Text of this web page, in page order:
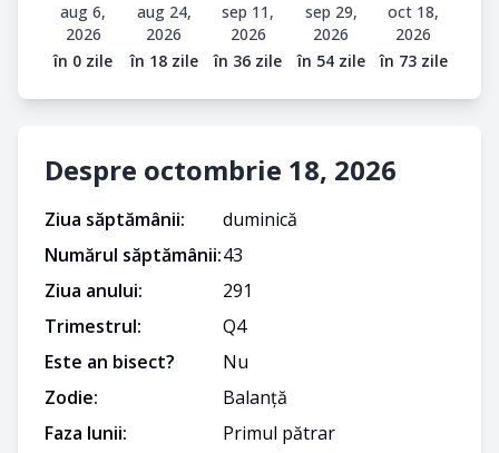
aug 6,
2026
în 0 zile
aug 24,
2026
în 18 zile
sep 11,
2026
în 36 zile
sep 29,
2026
în 54 zile
oct 18,
2026
în 73 zile
Despre octombrie 18, 2026
Ziua săptămânii:
duminică
Numărul săptămânii:43
Ziua anului:
291
Trimestrul:
Q4
Este an bisect?
Nu
Zodie:
Balanță
Faza lunii:
Primul pătrar